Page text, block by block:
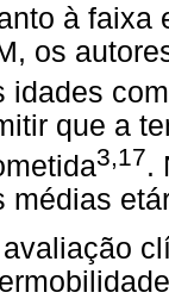
à faixa
os
idades
que a
3,17.
médias
avaliação